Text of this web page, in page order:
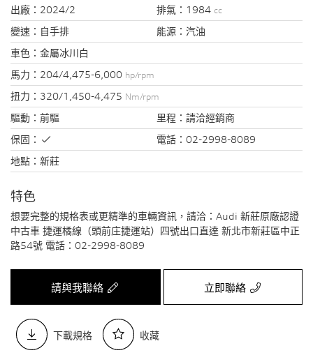
出廠： 2024/2 排氣： 1984 cc
變速： 自手排 能源： 汽油
車色： 金屬冰川白
馬力： 204/4,475-6,000 hp/rpm
扭力： 320/1,450-4,475 Nm/rpm
驅動： 前驅 里程： 請洽經銷商
保固：
電話： 02-2998-8089
地點： 新莊
特色
想要完整的規格表或更精準的車輛資訊，請洽：Audi 新莊原廠認證
中古車 捷運橘線（頭前庄捷運站）四號出口直達 新北市新莊區中正
路54號 電話：02-2998-8089
請與我聯絡 立即聯絡
下載規格 收藏